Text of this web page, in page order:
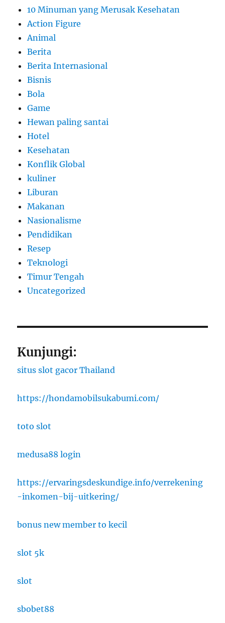
10 Minuman yang Merusak Kesehatan
Action Figure
Animal
Berita
Berita Internasional
Bisnis
Bola
Game
Hewan paling santai
Hotel
Kesehatan
Konflik Global
kuliner
Liburan
Makanan
Nasionalisme
Pendidikan
Resep
Teknologi
Timur Tengah
Uncategorized
Kunjungi:
situs slot gacor Thailand
https://hondamobilsukabumi.com/
toto slot
medusa88 login
https://ervaringsdeskundige.info/verrekening
-inkomen-bij-uitkering/
bonus new member to kecil
slot 5k
slot
sbobet88